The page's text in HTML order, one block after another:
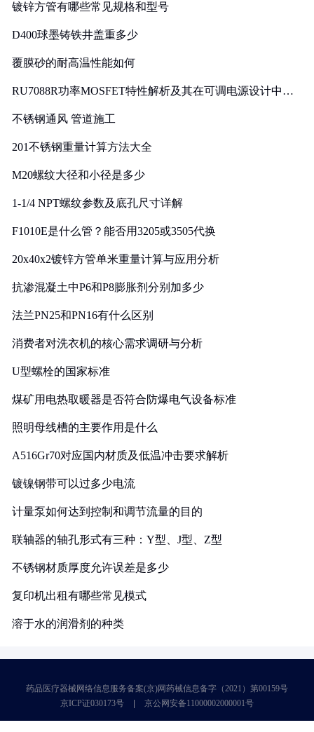
镀锌方管有哪些常见规格和型号
D400球墨铸铁井盖重多少
覆膜砂的耐高温性能如何
RU7088R功率MOSFET特性解析及其在可调电源设计中的
不锈钢通风 管道施工
201不锈钢重量计算方法大全
M20螺纹大径和小径是多少
1-1/4 NPT螺纹参数及底孔尺寸详解
F1010E是什么管？能否用3205或3505代换
20x40x2镀锌方管单米重量计算与应用分析
抗渗混凝土中P6和P8膨胀剂分别加多少
法兰PN25和PN16有什么区别
消费者对洗衣机的核心需求调研与分析
U型螺栓的国家标准
煤矿用电热取暖器是否符合防爆电气设备标准
照明母线槽的主要作用是什么
A516Gr70对应国内材质及低温冲击要求解析
镀镍钢带可以过多少电流
计量泵如何达到控制和调节流量的目的
联轴器的轴孔形式有三种：Y型、J型、Z型
不锈钢材质厚度允许误差是多少
复印机出租有哪些常见模式
溶于水的润滑剂的种类
药品医疗器械网络信息服务备案(京)网药械信息备字（2021）第00159号
京ICP证030173号
京公网安备11000002000001号